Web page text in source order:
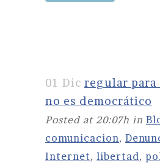
01 Dic regular para
no es democrático
Posted at 20:07h in
comunicacion,
Internet, libertad,